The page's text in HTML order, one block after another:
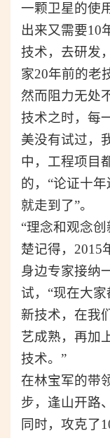
一颗卫星的使
出来又需要10
技术， 去研发
家20年前的老
然而阻力无处
技术之时，每
美没有试过，
中，工程项目
的，“论证十
就走到了”。
“理念和观念
楚记得，2015
身边专家接纳
试，“现在大
新技术，在我
艺成熟，再加
技术。”
在林宝军的带
步，逢山开路
同时，攻克了